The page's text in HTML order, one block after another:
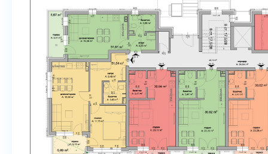
- студії - від 45 500 €;
- двокімнатні апартаменти - від 65 500 €.
Комплекс вигідно виділяється поєднанням
відсутністю щорічних такс і можливістю
придбання нерухомості в найбільшому курорті
гарантією якості будівництва.